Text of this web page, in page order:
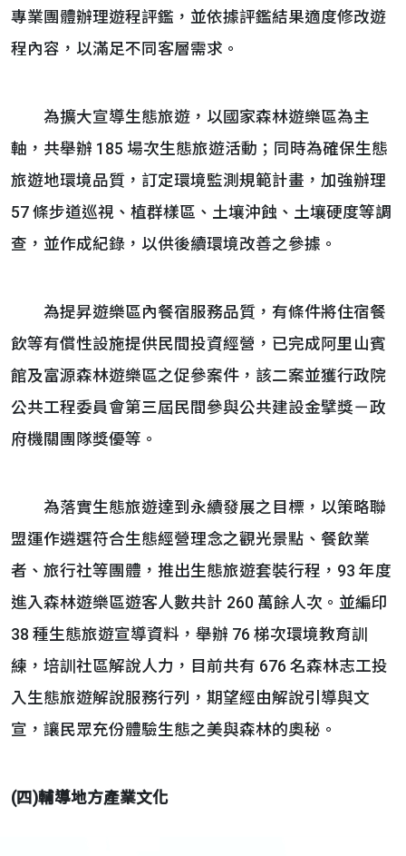
專業團體辦理遊程評鑑，並依據評鑑結果適度修改遊
程內容，以滿足不同客層需求。
為擴大宣導生態旅遊，以國家森林遊樂區為主
軸，共舉辦 185 場次生態旅遊活動；同時為確保生態
旅遊地環境品質，訂定環境監測規範計畫，加強辦理
57 條步道巡視、植群樣區、土壤沖蝕、土壤硬度等調
查，並作成紀錄，以供後續環境改善之參據。
為提昇遊樂區內餐宿服務品質，有條件將住宿餐
飲等有償性設施提供民間投資經營，已完成阿里山賓
館及富源森林遊樂區之促參案件，該二案並獲行政院
公共工程委員會第三屆民間參與公共建設金擘獎－政
府機關團隊獎優等。
為落實生態旅遊達到永續發展之目標，以策略聯
盟運作遴選符合生態經營理念之觀光景點、餐飲業
者、旅行社等團體，推出生態旅遊套裝行程，93 年度
進入森林遊樂區遊客人數共計 260 萬餘人次。並編印
38 種生態旅遊宣導資料，舉辦 76 梯次環境教育訓
練，培訓社區解說人力，目前共有 676 名森林志工投
入生態旅遊解說服務行列，期望經由解說引導與文
宣，讓民眾充份體驗生態之美與森林的奧秘。
(四)輔導地方產業文化